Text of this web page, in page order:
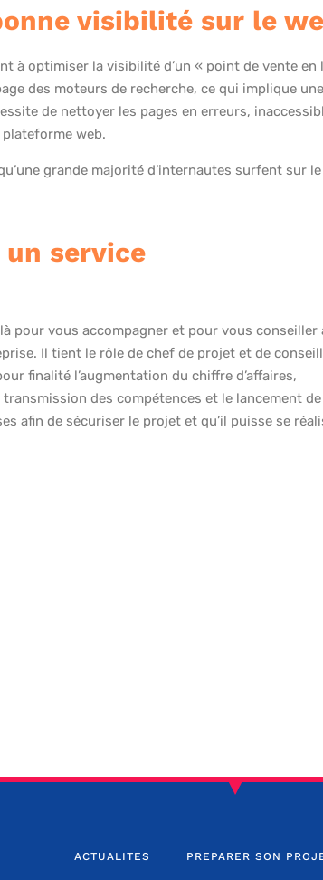
visibilité sur le
à optimiser la visibilité d’un « point de vente en
des moteurs de recherche, ce qui implique
de nettoyer les pages en erreurs,
web.
grande majorité d’internautes surfent sur
service
pour vous accompagner et pour vous conseiller
Il tient le rôle de chef de projet et de
finalité l’augmentation du chiffre d’affaires,
transmission des compétences et le lancement de
afin de sécuriser le projet et qu’il puisse se
ACTUALITES PREPARER SON